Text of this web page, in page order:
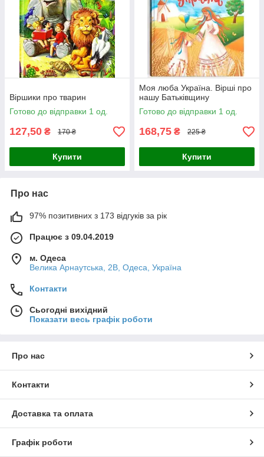
Віршики про тварин
Готово до відправки 1 од.
127,50 ₴ 170 ₴
Купити
Моя люба Україна. Вірші про
нашу Батьківщину
Готово до відправки 1 од.
168,75 ₴ 225 ₴
Купити
Про нас
97% позитивних з 173 відгуків за рік
Працює з 09.04.2019
м. Одеса
Велика Арнаутська, 2В, Одеса, Україна
Контакти
Сьогодні вихідний
Показати весь графік роботи
Про нас
Контакти
Доставка та оплата
Графік роботи